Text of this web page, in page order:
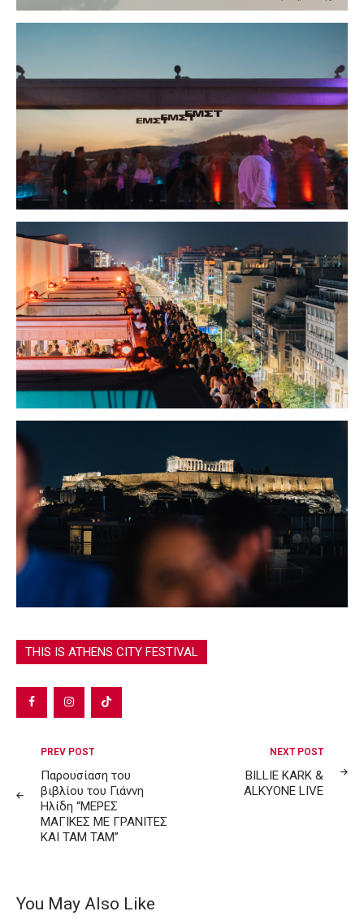
THIS IS ATHENS CITY FESTIVAL
Post
navigation
PREV POST
Παρουσίαση του
βιβλίου του Γιάννη
Ηλίδη “ΜΕΡΕΣ
ΜΑΓΙΚΕΣ ΜΕ ΓΡΑΝΙΤΕΣ
ΚΑΙ ΤΑΜ ΤΑΜ”
NEXT POST
BILLIE KARK &
ALKYONE LIVE
You May Also Like